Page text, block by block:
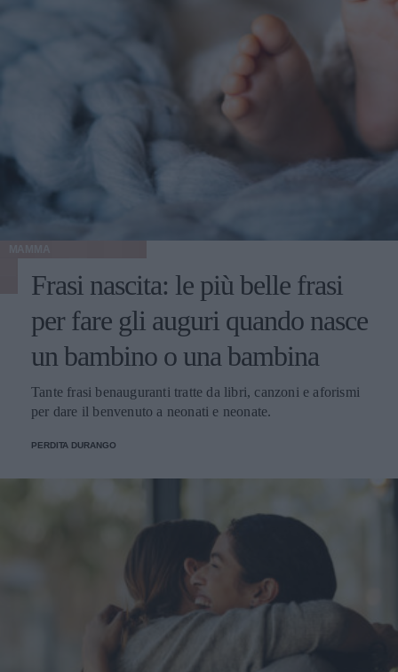
Frasi nascita: le più belle frasi
per fare gli auguri quando nasce
un bambino o una bambina
Tante frasi benauguranti tratte da libri, canzoni e aforismi
per dare il benvenuto a neonati e neonate.
PERDITA DURANGO